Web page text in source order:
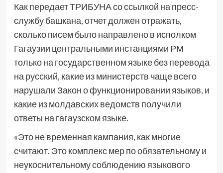
Как передает ТРИБУНА со ссылкой на пресс-
службу башкана, отчет должен отражать,
сколько писем было направлено в исполком
Гагаузии центральными инстанциями РМ
только на государственном языке без перевода
на русский, какие из министерств чаще всего
нарушали Закон о функционировании языков, и
какие из молдавских ведомств получили
ответы на гагаузском языке.
«Это не временная кампания, как многие
считают. Это комплекс мер по обязательному и
неукоснительному соблюдению языкового